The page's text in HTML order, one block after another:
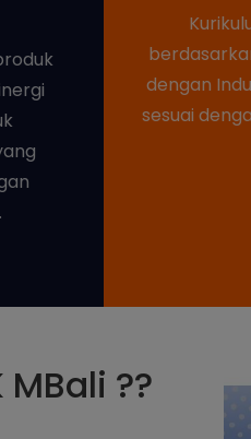
dengan
sesuai
??